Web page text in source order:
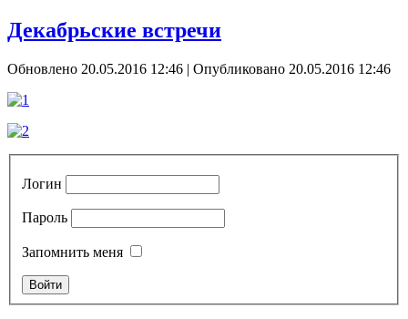
Декабрьские встречи
Обновлено 20.05.2016 12:46 | Опубликовано 20.05.2016 12:46
Логин
Пароль
Запомнить меня